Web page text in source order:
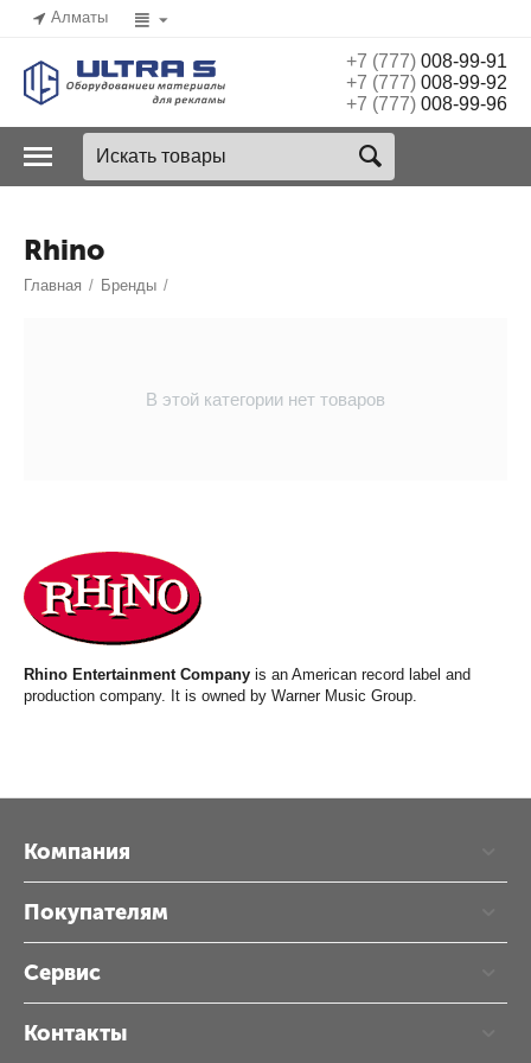
Алматы
+7 (777)008-99-91
+7 (777)008-99-92
+7 (777)008-99-96
Rhino
Главная / Бренды /
Rhino Entertainment Company is an American record label and
production company. It is owned by Warner Music Group.
В этой категории нет товаров
Компания
Покупателям
Сервис
Контакты